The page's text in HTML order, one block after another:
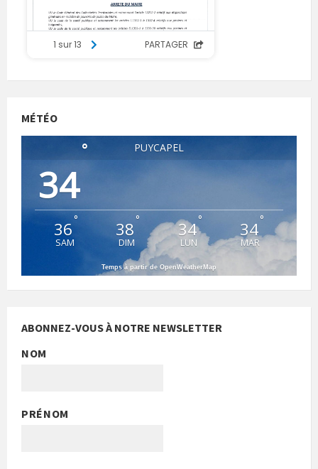
MÉTÉO
PUYCAPEL
34
°
36°
SAM
38 °
DIM
34°
LUN
34°
MAR
Temps à partir de OpenWeatherMap
ABONNEZ-VOUS À NOTRE NEWSLETTER
NOM
PRÉNOM